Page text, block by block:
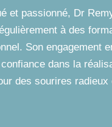
et passionné, Dr
à des
Son engagement
dans la
des sourires